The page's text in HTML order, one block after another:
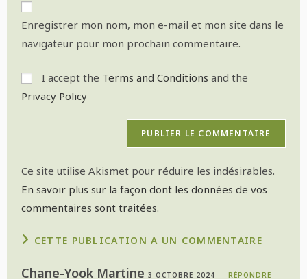
Enregistrer mon nom, mon e-mail et mon site dans le
navigateur pour mon prochain commentaire.
I accept the Terms and Conditions and the
Privacy Policy
Ce site utilise Akismet pour réduire les indésirables.
En savoir plus sur la façon dont les données de vos
commentaires sont traitées.
CETTE PUBLICATION A UN COMMENTAIRE
Chane-Yook Martine3 OCTOBRE 2024 RÉPONDRE